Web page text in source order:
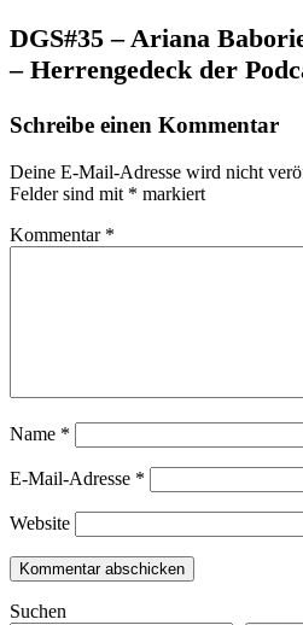
DGS#35 – Ariana
– Herrengedeck der
Schreibe einen Kommentar
Deine E-Mail-Adresse wird nicht
Felder sind mit * markiert
Kommentar *
Name *
E-Mail-Adresse *
Website
Suchen